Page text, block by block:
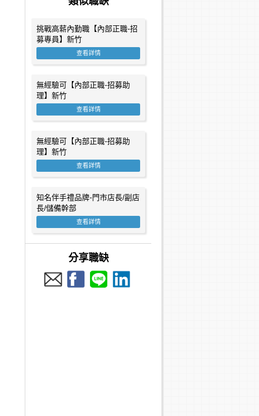
挑戰高薪內勤職【內部正職-招
募專員】新竹
查看詳情
無經驗可【內部正職-招募助
理】新竹
查看詳情
無經驗可【內部正職-招募助
理】新竹
查看詳情
知名伴手禮品牌-門市店長/副店
長/儲備幹部
查看詳情
分享職缺